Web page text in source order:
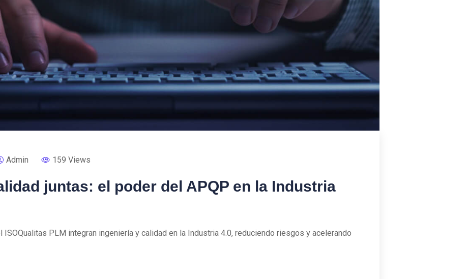
Admin 159 Views
juntas: el poder del APQP en la Industria
ISOQualitas PLM integran ingeniería y calidad en la Industria 4.0, reduciendo riesgos y acelerando